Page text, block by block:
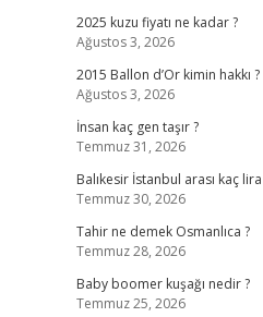
2025 kuzu fiyatı ne kadar ?
Ağustos 3, 2026
2015 Ballon d’Or kimin hakkı ?
Ağustos 3, 2026
İnsan kaç gen taşır ?
Temmuz 31, 2026
Balıkesir İstanbul arası kaç lira
Temmuz 30, 2026
Tahir ne demek Osmanlıca ?
Temmuz 28, 2026
Baby boomer kuşağı nedir ?
Temmuz 25, 2026